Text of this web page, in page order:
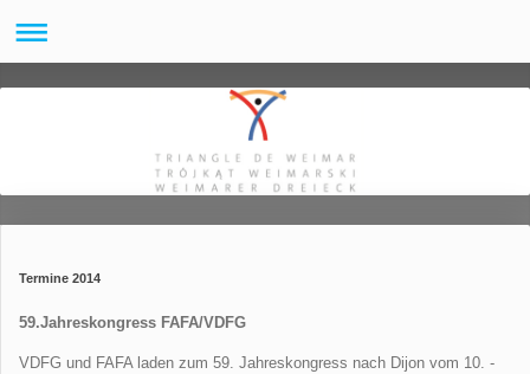
Termine 2014
59.Jahreskongress FAFA/VDFG
VDFG und FAFA laden zum 59. Jahreskongress nach Dijon vom 10. -